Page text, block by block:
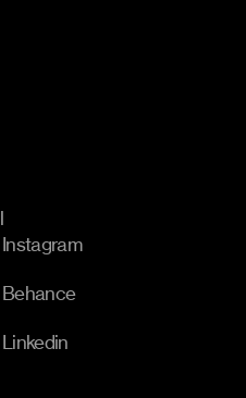
Instagram
Behance
Linkedin